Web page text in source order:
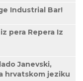
Industrial Bar!
pera Repera Iz
Janevski,
hrvatskom jeziku